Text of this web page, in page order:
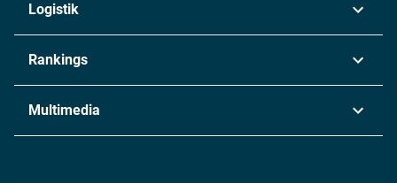
Chemie
Metall
Energie
Logistik
Rankings
Multimedia